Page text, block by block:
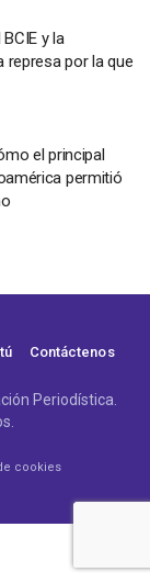
y la
represa por la que
el principal
permitió
Contáctenos
Periodística.
cookies